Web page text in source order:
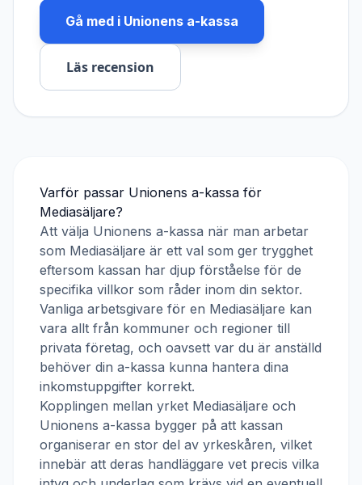
Gå med i Unionens a-kassa
Läs recension
Varför passar Unionens a-kassa för
Mediasäljare?
Att välja Unionens a-kassa när man arbetar
som Mediasäljare är ett val som ger trygghet
eftersom kassan har djup förståelse för de
specifika villkor som råder inom din sektor.
Vanliga arbetsgivare för en Mediasäljare kan
vara allt från kommuner och regioner till
privata företag, och oavsett var du är anställd
behöver din a-kassa kunna hantera dina
inkomstuppgifter korrekt.
Kopplingen mellan yrket Mediasäljare och
Unionens a-kassa bygger på att kassan
organiserar en stor del av yrkeskåren, vilket
innebär att deras handläggare vet precis vilka